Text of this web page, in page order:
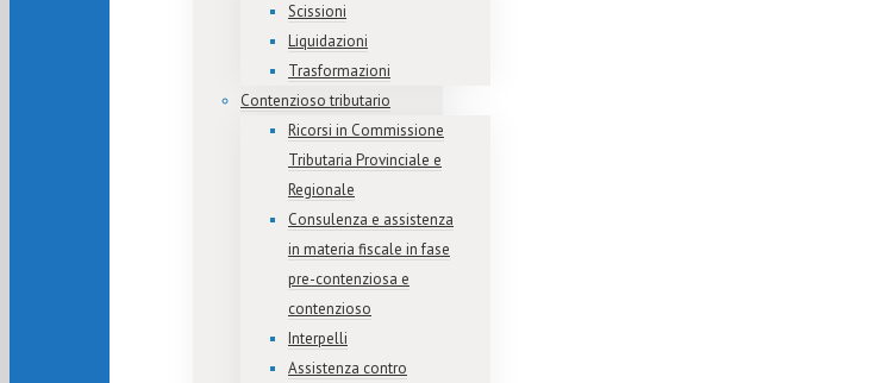
Scissioni
Liquidazioni
Trasformazioni
Contenzioso tributario
Ricorsi in Commissione
Tributaria Provinciale e
Regionale
Consulenza e assistenza
in materia fiscale in fase
pre-contenziosa e
contenzioso
Interpelli
Assistenza contro